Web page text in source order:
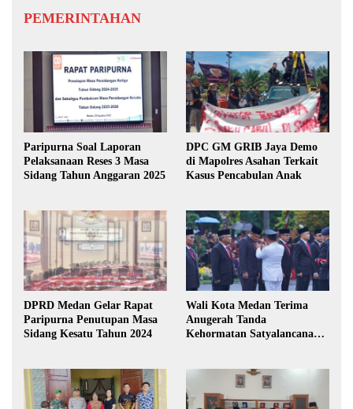
PEMERINTAHAN
Paripurna Soal Laporan
Pelaksanaan Reses 3 Masa
Sidang Tahun Anggaran 2025
DPC GM GRIB Jaya Demo
di Mapolres Asahan Terkait
Kasus Pencabulan Anak
DPRD Medan Gelar Rapat
Paripurna Penutupan Masa
Sidang Kesatu Tahun 2024
Wali Kota Medan Terima
Anugerah Tanda
Kehormatan Satyalancana